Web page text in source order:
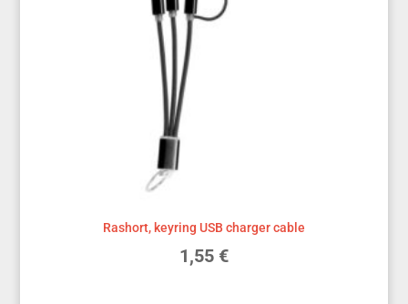
Rashort, keyring USB charger cable
1,55 €